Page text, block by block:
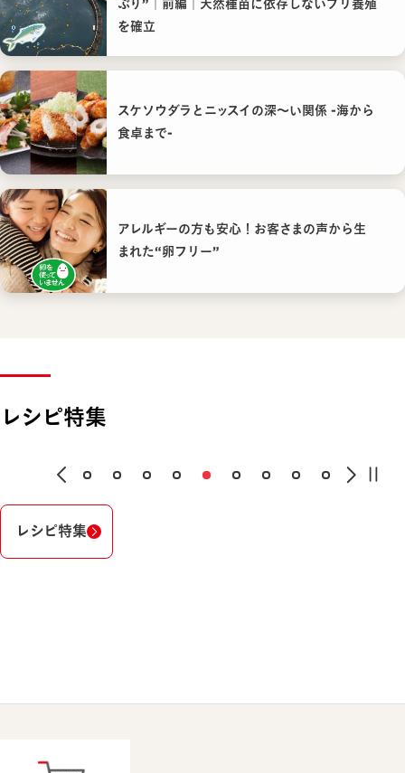
ぶり”｜前編｜天然種苗に依存しないブリ養殖
を確立
スケソウダラとニッスイの深〜い関係 -海から
食卓まで-
アレルギーの方も安心！お客さまの声から生
まれた“卵フリー”
レシピ特集
レシピ特集